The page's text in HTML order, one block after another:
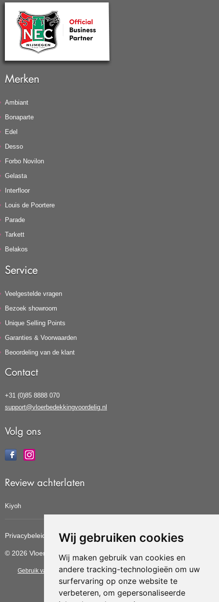
Wij gebruiken cookies
Wij maken gebruik van cookies en
andere tracking-technologieën om uw
surfervaring op onze website te
verbeteren, om gepersonaliseerde
Merken
Ambiant
Bonaparte
Edel
Desso
Forbo Novilon
Gelasta
Interfloor
Louis de Poortere
Parade
Tarkett
Belakos
Service
Veelgestelde vragen
Bezoek showroom
Unique Selling Points
Garanties & Voorwaarden
Beoordeling van de klant
Contact
+31 (0)85 8888 070
support@vloerbedekkingvoordelig.nl
Volg ons
Review achterlaten
Kiyoh
Privacybeleid Cookiebeleid Update cookies voorkeuren
© 2026 Vloerbedekkingvoordelig
Gebruik van deze site betekent dat u dealgemene voorwaarden van CBW